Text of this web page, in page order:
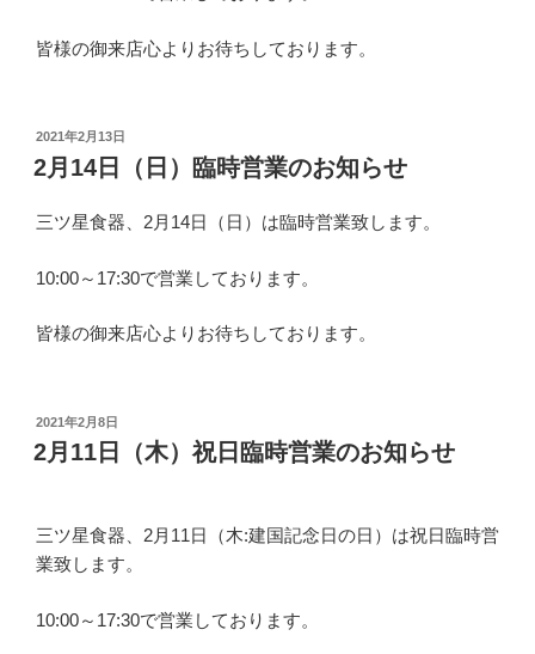
皆様の御来店心よりお待ちしております。
投
稿
日:
2021年2月13日
2月14日（日）臨時営業のお知らせ
三ツ星食器、2月14日（日）は臨時営業致します。
10:00～17:30で営業しております。
皆様の御来店心よりお待ちしております。
投
稿
日:
2021年2月8日
2月11日（木）祝日臨時営業のお知らせ
三ツ星食器、2月11日（木:建国記念日の日）は祝日臨時営
業致します。
10:00～17:30で営業しております。